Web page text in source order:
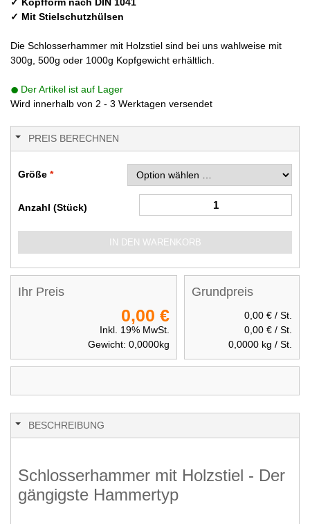
✓ Mit Stielschutzhülsen
Die Schlosserhammer mit Holzstiel sind bei uns wahlweise mit
300g, 500g oder 1000g Kopfgewicht erhältlich.
Der Artikel ist auf Lager
Wird innerhalb von 2 - 3 Werktagen versendet
PREIS BERECHNEN
Größe
Anzahl (Stück)
IN DEN WARENKORB
Grundpreis
0,00 € / St.
0,00 € / St.
0,0000 kg / St.
Ihr Preis
0,00 €
Inkl. 19% MwSt.
Gewicht: 0,0000kg
BESCHREIBUNG
Schlosserhammer mit Holzstiel - Der
gängigste Hammertyp